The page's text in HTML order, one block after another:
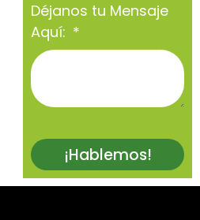
Déjanos tu Mensaje
Aquí:
¡Hablemos!